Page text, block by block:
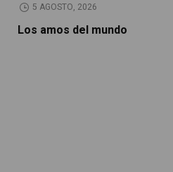
5 AGOSTO, 2026
Los amos del mundo